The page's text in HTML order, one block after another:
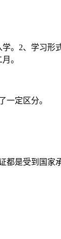
。2、学习形
。
定区分。
是受到国家承